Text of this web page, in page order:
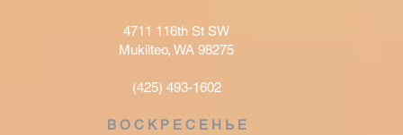
4711 116th St SW
Mukilteo, WA 98275
(425) 493-1602
В О С К Р Е С Е Н Ь Е